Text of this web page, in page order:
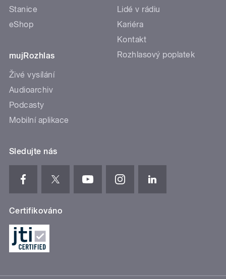
Stanice
eShop
mujRozhlas
Živé vysílání
Audioarchiv
Podcasty
Mobilní aplikace
Lidé v rádiu
Kariéra
Kontakt
Rozhlasový poplatek
Sledujte nás
Certifikováno